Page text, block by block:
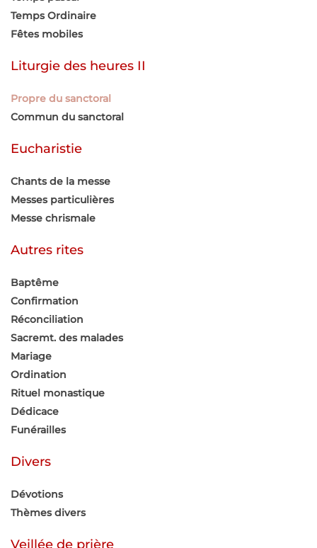
Temps Ordinaire
Fêtes mobiles
Liturgie des heures II
Propre du sanctoral
Commun du sanctoral
Eucharistie
Chants de la messe
Messes particulières
Messe chrismale
Autres rites
Baptême
Confirmation
Réconciliation
Sacremt. des malades
Mariage
Ordination
Rituel monastique
Dédicace
Funérailles
Divers
Dévotions
Thèmes divers
Veillée de prière